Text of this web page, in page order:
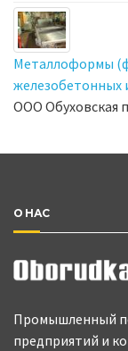
Металлоформы
железобетонных
ООО Обуховская
О НАС
Промышленный
предприятий и